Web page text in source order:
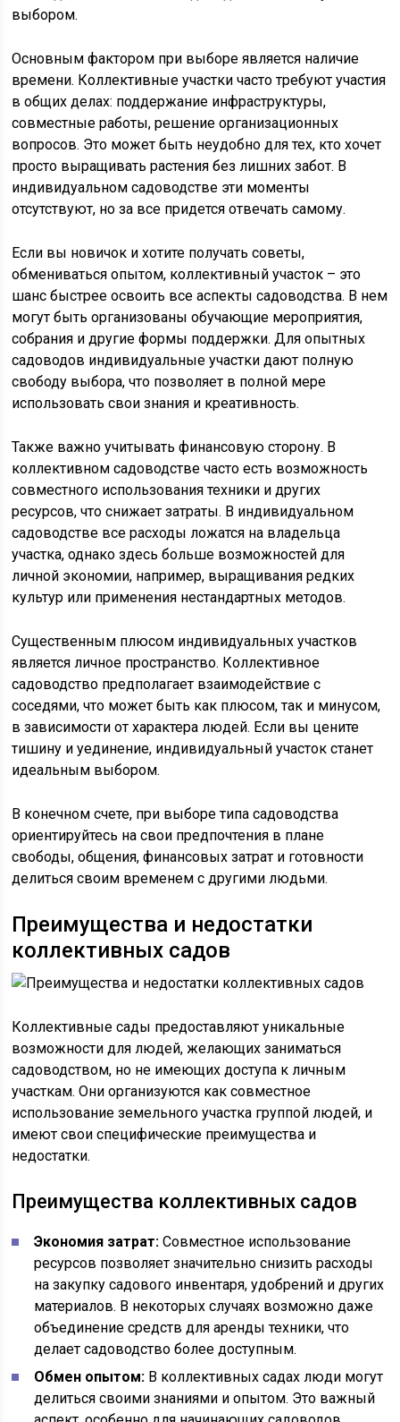
выбором.
Основным фактором при выборе является наличие
времени. Коллективные участки часто требуют участия
в общих делах: поддержание инфраструктуры,
совместные работы, решение организационных
вопросов. Это может быть неудобно для тех, кто хочет
просто выращивать растения без лишних забот. В
индивидуальном садоводстве эти моменты
отсутствуют, но за все придется отвечать самому.
Если вы новичок и хотите получать советы,
обмениваться опытом, коллективный участок – это
шанс быстрее освоить все аспекты садоводства. В нем
могут быть организованы обучающие мероприятия,
собрания и другие формы поддержки. Для опытных
садоводов индивидуальные участки дают полную
свободу выбора, что позволяет в полной мере
использовать свои знания и креативность.
Также важно учитывать финансовую сторону. В
коллективном садоводстве часто есть возможность
совместного использования техники и других
ресурсов, что снижает затраты. В индивидуальном
садоводстве все расходы ложатся на владельца
участка, однако здесь больше возможностей для
личной экономии, например, выращивания редких
культур или применения нестандартных методов.
Существенным плюсом индивидуальных участков
является личное пространство. Коллективное
садоводство предполагает взаимодействие с
соседями, что может быть как плюсом, так и минусом,
в зависимости от характера людей. Если вы цените
тишину и уединение, индивидуальный участок станет
идеальным выбором.
В конечном счете, при выборе типа садоводства
ориентируйтесь на свои предпочтения в плане
свободы, общения, финансовых затрат и готовности
делиться своим временем с другими людьми.
Преимущества и недостатки
коллективных садов
Коллективные сады предоставляют уникальные
возможности для людей, желающих заниматься
садоводством, но не имеющих доступа к личным
участкам. Они организуются как совместное
использование земельного участка группой людей, и
имеют свои специфические преимущества и
недостатки.
Преимущества коллективных садов
Экономия затрат: Совместное использование
ресурсов позволяет значительно снизить расходы
на закупку садового инвентаря, удобрений и других
материалов. В некоторых случаях возможно даже
объединение средств для аренды техники, что
делает садоводство более доступным.
Обмен опытом: В коллективных садах люди могут
делиться своими знаниями и опытом. Это важный